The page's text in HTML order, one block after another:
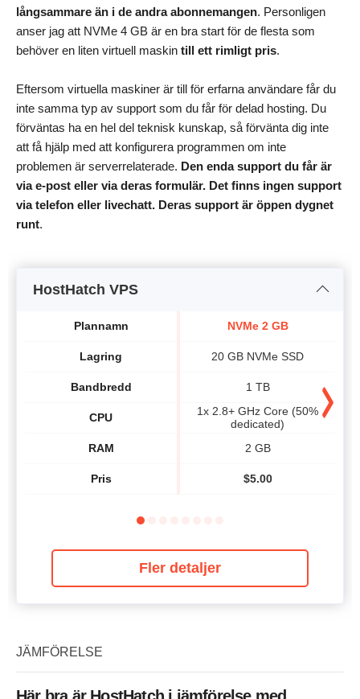
långsammare än i de andra abonnemangen. Personligen
anser jag att NVMe 4 GB är en bra start för de flesta som
behöver en liten virtuell maskin till ett rimligt pris.
Eftersom virtuella maskiner är till för erfarna användare får du
inte samma typ av support som du får för delad hosting. Du
förväntas ha en hel del teknisk kunskap, så förvänta dig inte
att få hjälp med att konfigurera programmen om inte
problemen är serverrelaterade. Den enda support du får är
via e-post eller via deras formulär. Det finns ingen support
via telefon eller livechatt. Deras support är öppen dygnet
runt.
HostHatch VPS
Plannamn
Lagring
Bandbredd
CPU
RAM
Pris
NVMe 2 GB
20 GB NVMe SSD
1 TB
1x 2.8+ GHz Core (50%
dedicated)
2 GB
$5.00
Fler detaljer
JÄMFÖRELSE